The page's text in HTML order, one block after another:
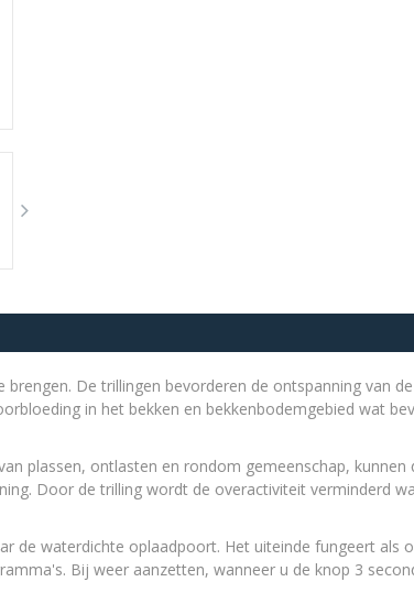
De trillingen bevorderen de ontspanning van
in het bekken en bekkenbodemgebied wat
plassen, ontlasten en rondom gemeenschap,
Door de trilling wordt de overactiviteit verminderd
de waterdichte oplaadpoort. Het uiteinde fungeert als
Bij weer aanzetten, wanneer u de knop 3